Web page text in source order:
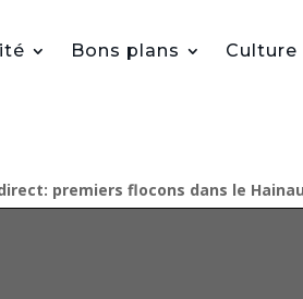
Bons plans Culture
premiers flocons dans le